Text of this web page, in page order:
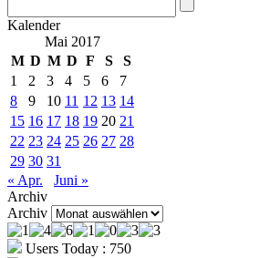
Kalender
Mai 2017
M D M D F S
S
1
2 3 4 5 6
7
8
9 10 11 12 13 14
15 16 17 18 19 20 21
22 23 24 25 26 27 28
29 30 31
« Apr.
Juni »
Archiv
Archiv
Users Today : 750